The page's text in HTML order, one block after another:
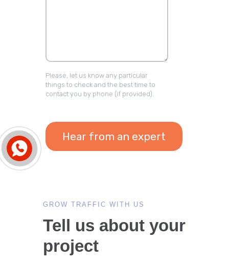
Please, let us know any particular
things to check and the best time to
contact you by phone (if provided).
GROW TRAFFIC WITH US
Tell us about your
project